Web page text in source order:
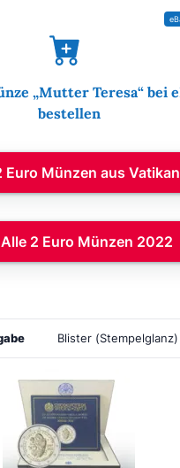
„Mutter Teresa“ bei
bestellen
Euro Münzen aus Vatikan
Alle 2 Euro Münzen 2022
Bild Auflage
Blister (Stempelglanz)